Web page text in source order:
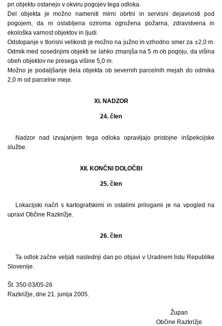
pri objektu ostanejo v okviru pogojev tega odloka.
Del objekta je možno nameniti mirni obrtni in servisni dejavnosti pod
pogojem, da ni oslabljena oziroma ogrožena požarna, zdravstvena in
ekološka varnost objektov in ljudi.
Odstopanje v tlorisni velikosti je možno na južno in vzhodno smer za ±2,0 m.
Odmik med sosednjimi objekti se lahko zmanjša na 5 m ob pogoju, da višina
obeh objektov ne presega višine 5,0 m.
Možno je podaljšanje dela objekta ob severnih parcelnih mejah do odmika
2,0 m od parcelne meje.
XI. NADZOR
24. člen
Nadzor nad izvajanjem tega odloka opravljajo pristojne inšpekcijske
službe.
XII. KONČNI DOLOČBI
25. člen
Lokacijski načrt s kartografskimi in ostalimi prilogami je na vpogled na
upravi Občine Razkrižje.
26. člen
Ta odlok začne veljati naslednji dan po objavi v Uradnem listu Republike
Slovenije.
Št. 350-03/05-26
Razkrižje, dne 21. junija 2005.
Župan
Občine Razkrižje